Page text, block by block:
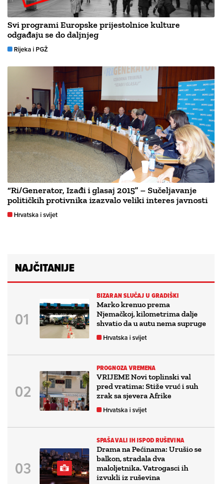
Svi programi Europske prijestolnice kulture
odgađaju se do daljnjeg
Rijeka i PGŽ
“Ri/Generator, Izađi i glasaj 2015” – Sučeljavanje
političkih protivnika izazvalo veliki interes javnosti
Hrvatska i svijet
NAJČITANIJE
BIZARAN SLUČAJ U GRADIŠKI
Marko krenuo prema
Njemačkoj, kilometrima dalje
shvatio da u autu nema supruge
Hrvatska i svijet
PROGNOZA VREMENA
VRIJEME Novi toplinski val
pred vratima: Stiže vruć i suh
zrak sa sjevera Afrike
Hrvatska i svijet
SPAŠAVALI IH ISPOD RUŠEVINA
Drama na Pećinama: Urušio se
balkon, stradala dva
maloljetnika. Vatrogasci ih
izvukli iz ruševina